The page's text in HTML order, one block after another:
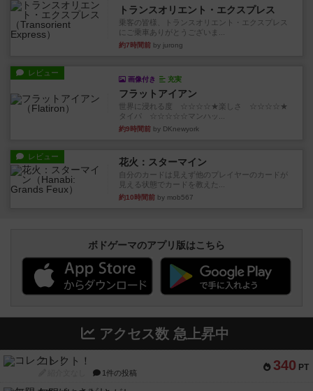
トランスオリエント・エクスプレス
乗客の皆様、トランスオリエント・エクスプレス
にご乗車ありがとうございま...
約7時間前 by jurong
レビュー
画像付き 充実
フラットアイアン
世界に浸れる度 ☆☆☆☆★楽しさ ☆☆☆☆★
タイパ ☆☆☆☆☆マンハッ...
約9時間前 by DKnewyork
レビュー 花火：スターマイン
自分のカードは見えず他のプレイヤーのカードが
見える状態でカードを教えた...
約10時間前 by mob567
ボドゲーマのアプリ版はこちら
アクセス数 急上昇中
340 PT
コレクト！
1件の投稿